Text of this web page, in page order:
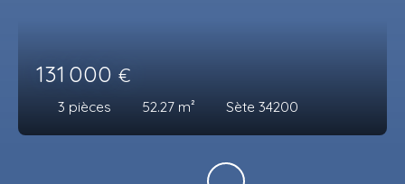
131 000 €
3 pièces 52.27 m² Sète 34200